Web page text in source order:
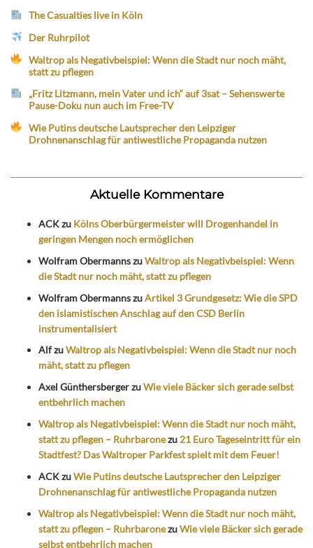
The Casualties live in Köln
Der Ruhrpilot
Waltrop als Negativbeispiel: Wenn die Stadt nur noch mäht,
statt zu pflegen
„Fritz Litzmann, mein Vater und ich“ auf 3sat – Sehenswerte
Pause-Doku nun auch im Free-TV
Wie Putins deutsche Lautsprecher den Leipziger
Drohnenanschlag für antiwestliche Propaganda nutzen
Aktuelle Kommentare
ACKzu Kölns Oberbürgermeister will Drogenhandel in
geringen Mengen noch ermöglichen
Wolfram ObermannszuWaltrop als Negativbeispiel: Wenn
die Stadt nur noch mäht, statt zu pflegen
Wolfram ObermannszuArtikel 3 Grundgesetz: Wie die SPD
den islamistischen Anschlag auf den CSD Berlin
instrumentalisiert
AlfzuWaltrop als Negativbeispiel: Wenn die Stadt nur noch
mäht, statt zu pflegen
Axel GünthersbergerzuWie viele Bäcker sich gerade selbst
entbehrlich machen
Waltrop als Negativbeispiel: Wenn die Stadt nur noch mäht,
statt zu pflegen – Ruhrbaronezu 21 Euro Tageseintritt für ein
Stadtfest? Das Waltroper Parkfest spielt mit dem Feuer!
ACKzuWie Putins deutsche Lautsprecher den Leipziger
Drohnenanschlag für antiwestliche Propaganda nutzen
Waltrop als Negativbeispiel: Wenn die Stadt nur noch mäht,
statt zu pflegen – RuhrbaronezuWie viele Bäcker sich gerade
selbst entbehrlich machen